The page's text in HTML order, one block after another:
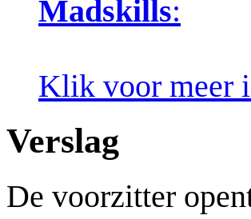
Madskills:
Klik voor meer
Verslag
De voorzitter